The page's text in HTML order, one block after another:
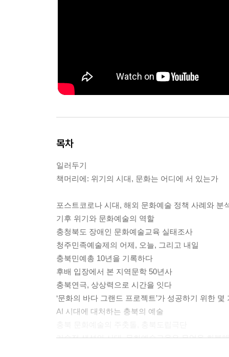
목차
일러두기
책머리에: 위기의 시대, 문화는 어디에 서 있는가
포스트코로나 시대, 해외 문화예술 정책 사례와 분
기후 위기와 문화예술의 역할
충청북도 장애인 문화예술교육 실태조사
청주민족예술제의 어제, 오늘, 그리고 내일
충북민예총 10년을 기록하다
후배 입장에서 본 지역문학 50년사
충북연극, 상상력으로 시간을 잇다
‘문화의 바다 그랜드 프로젝트’가 성공하기 위한 몇
AI 시대에 대처하는 충북의 예술
기술적 생성의 시대, 문화예술교육은 무엇을 회복